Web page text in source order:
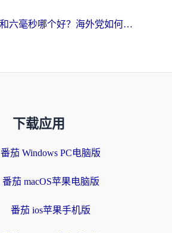
雷神手游和六毫秒哪个好？海外党如何真正解锁国内资源
下载应用
番茄 Windows PC电脑版
番茄 macOS苹果电脑版
番茄 ios苹果手机版